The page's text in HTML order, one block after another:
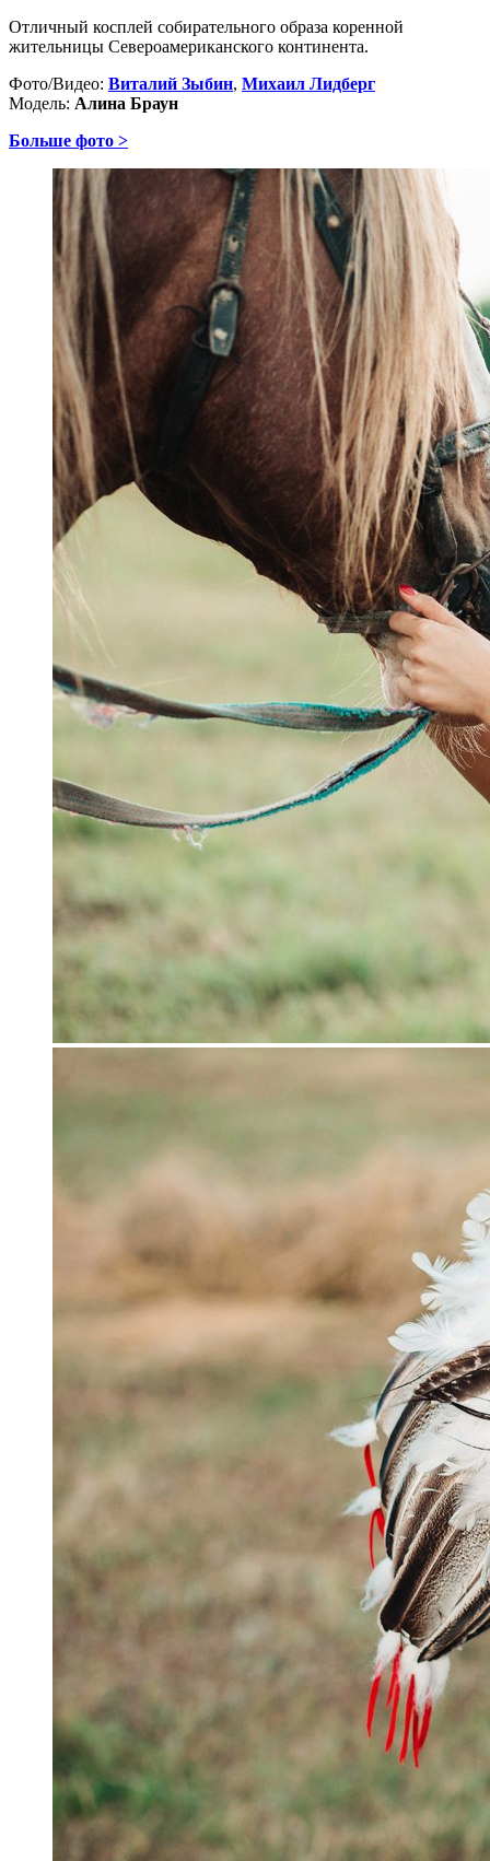
Отличный косплей собирательного образа коренной
жительницы Североамериканского континента.
Фото/Видео: Виталий Зыбин, Михаил Лидберг
Модель: Алина Браун
Больше фото >